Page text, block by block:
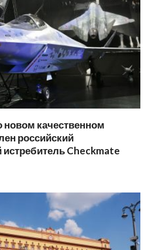
новом качественном
российский
Checkmate